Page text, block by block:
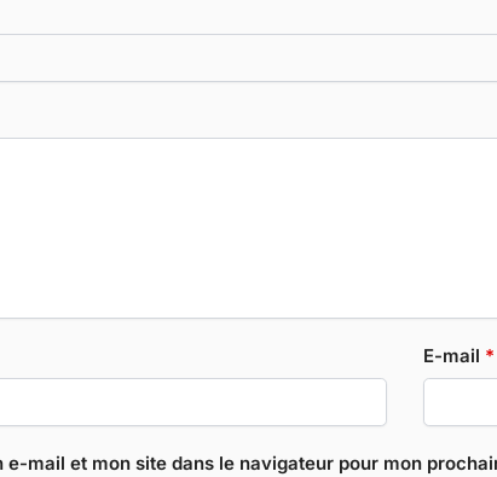
E-mail *
e-mail et mon site dans le navigateur pour mon